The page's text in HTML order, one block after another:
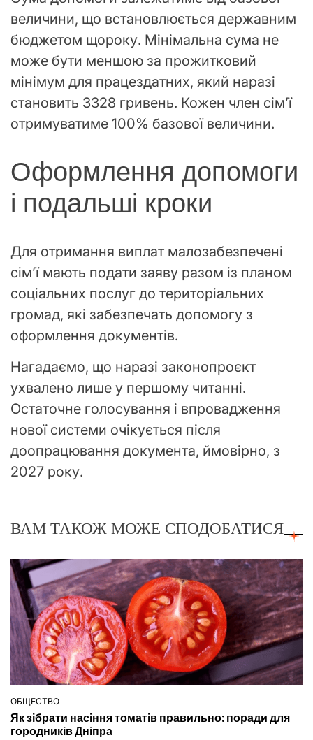
величини, що встановлюється державним
бюджетом щороку. Мінімальна сума не
може бути меншою за прожитковий
мінімум для працездатних, який наразі
становить 3328 гривень. Кожен член сім’ї
отримуватиме 100% базової величини.
Оформлення допомоги
і подальші кроки
Для отримання виплат малозабезпечені
сім’ї мають подати заяву разом із планом
соціальних послуг до територіальних
громад, які забезпечать допомогу з
оформлення документів.
Нагадаємо, що наразі законопроєкт
ухвалено лише у першому читанні.
Остаточне голосування і впровадження
нової системи очікується після
доопрацювання документа, ймовірно, з
2027 року.
ВАМ ТАКОЖ МОЖЕ СПОДОБАТИСЯ
ОПУБЛІКУВАТИ
У
ОБЩЕСТВО
Як зібрати насіння томатів правильно: поради для
городників Дніпра